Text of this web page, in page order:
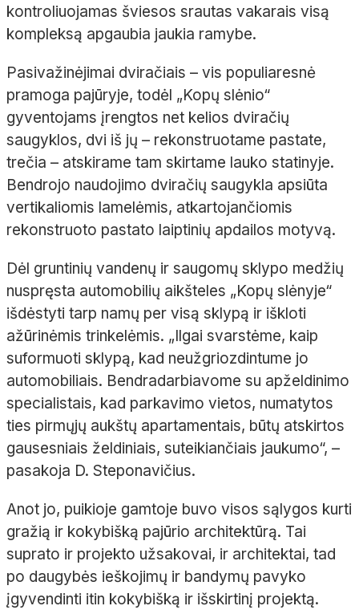
kontroliuojamas šviesos srautas vakarais visą
kompleksą apgaubia jaukia ramybe.
Pasivažinėjimai dviračiais – vis populiaresnė
pramoga pajūryje, todėl „Kopų slėnio“
gyventojams įrengtos net kelios dviračių
saugyklos, dvi iš jų – rekonstruotame pastate,
trečia – atskirame tam skirtame lauko statinyje.
Bendrojo naudojimo dviračių saugykla apsiūta
vertikaliomis lamelėmis, atkartojančiomis
rekonstruoto pastato laiptinių apdailos motyvą.
Dėl gruntinių vandenų ir saugomų sklypo medžių
nuspręsta automobilių aikšteles „Kopų slėnyje“
išdėstyti tarp namų per visą sklypą ir iškloti
ažūrinėmis trinkelėmis. „Ilgai svarstėme, kaip
suformuoti sklypą, kad neužgriozdintume jo
automobiliais. Bendradarbiavome su apželdinimo
specialistais, kad parkavimo vietos, numatytos
ties pirmųjų aukštų apartamentais, būtų atskirtos
gausesniais želdiniais, suteikiančiais jaukumo“, –
pasakoja D. Steponavičius.
Anot jo, puikioje gamtoje buvo visos sąlygos kurti
gražią ir kokybišką pajūrio architektūrą. Tai
suprato ir projekto užsakovai, ir architektai, tad
po daugybės ieškojimų ir bandymų pavyko
įgyvendinti itin kokybišką ir išskirtinį projektą.